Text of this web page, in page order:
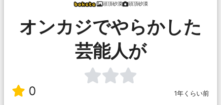
頭頂砂漠 頭頂砂漠
オンカジでやらかした
芸能人が
0 1年くらい前